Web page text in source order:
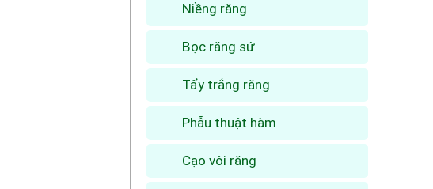
Niềng răng
Bọc răng sứ
Tẩy trắng răng
Phẫu thuật hàm
Cạo vôi răng